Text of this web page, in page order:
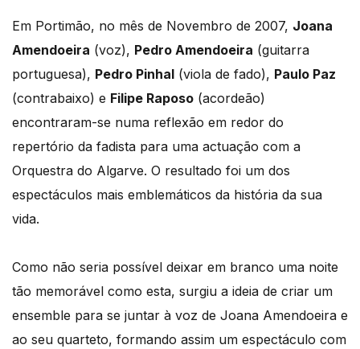
Em Portimão, no mês de Novembro de 2007, Joana
Amendoeira (voz), Pedro Amendoeira (guitarra
portuguesa), Pedro Pinhal (viola de fado), Paulo Paz
(contrabaixo) e Filipe Raposo (acordeão)
encontraram-se numa reflexão em redor do
repertório da fadista para uma actuação com a
Orquestra do Algarve. O resultado foi um dos
espectáculos mais emblemáticos da história da sua
vida.
Como não seria possível deixar em branco uma noite
tão memorável como esta, surgiu a ideia de criar um
ensemble para se juntar à voz de Joana Amendoeira e
ao seu quarteto, formando assim um espectáculo com